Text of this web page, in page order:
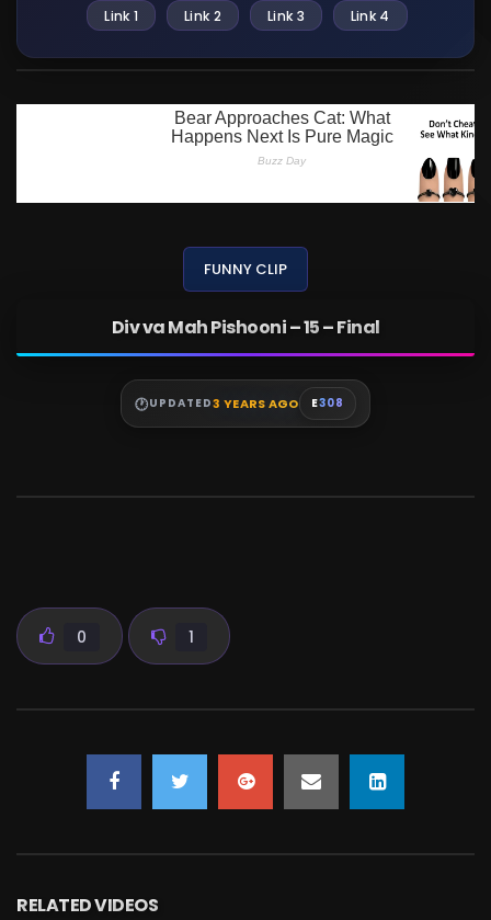
Link 1 Link 2 Link 3 Link 4
FUNNY CLIP
Div va Mah Pishooni – 15 – Final
UPDATED3 YEARS AGO E308
0 1
RELATED VIDEOS